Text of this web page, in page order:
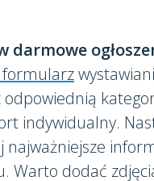
darmowe
odpowiednią
indywidualny.
najważniejsze
Warto dodać